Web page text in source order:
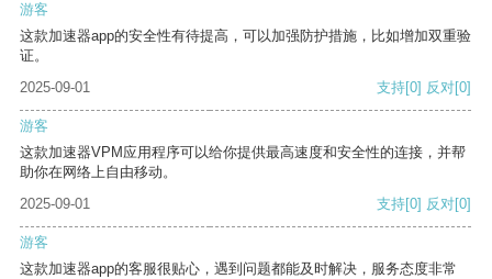
游客
这款加速器app的安全性有待提高，可以加强防护措施，比如增加双重验
证。
2025-09-01
支持[0] 反对[0]
游客
这款加速器VPM应用程序可以给你提供最高速度和安全性的连接，并帮
助你在网络上自由移动。
2025-09-01
支持[0] 反对[0]
游客
这款加速器app的客服很贴心，遇到问题都能及时解决，服务态度非常